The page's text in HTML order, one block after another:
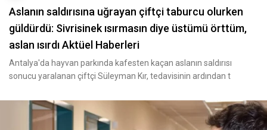
Aslanın saldırısına uğrayan çiftçi taburcu olurken
güldürdü: Sivrisinek ısırmasın diye üstümü örttüm,
aslan ısırdı Aktüel Haberleri
Antalya'da hayvan parkında kafesten kaçan aslanın saldırısı
sonucu yaralanan çiftçi Süleyman Kır, tedavisinin ardından t